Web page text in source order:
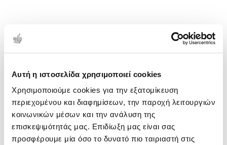
Αυτή η ιστοσελίδα χρησιμοποιεί cookies
Χρησιμοποιούμε cookies για την εξατομίκευση
περιεχομένου και διαφημίσεων, την παροχή λειτουργιών
κοινωνικών μέσων και την ανάλυση της
επισκεψιμότητάς μας. Επιδίωξη μας είναι σας
προσφέρουμε μία όσο το δυνατό πιο ταιριαστή στις